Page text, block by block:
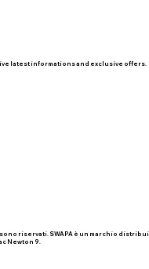
latest informations and exclusive offers.
riservati. SWAPA è un marchio
Newton 9.